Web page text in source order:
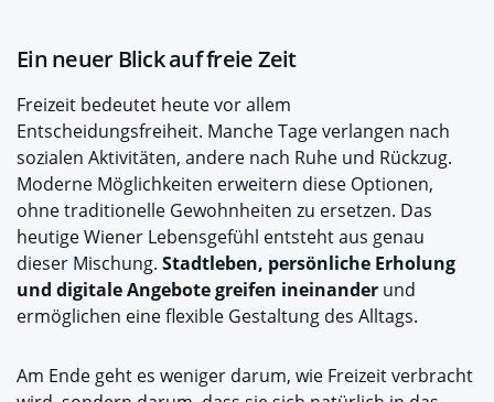
Ein neuer Blick auf freie Zeit
Freizeit bedeutet heute vor allem
Entscheidungsfreiheit. Manche Tage verlangen nach
sozialen Aktivitäten, andere nach Ruhe und Rückzug.
Moderne Möglichkeiten erweitern diese Optionen,
ohne traditionelle Gewohnheiten zu ersetzen. Das
heutige Wiener Lebensgefühl entsteht aus genau
dieser Mischung. Stadtleben, persönliche Erholung
und digitale Angebote greifen ineinander und
ermöglichen eine flexible Gestaltung des Alltags.
Am Ende geht es weniger darum, wie Freizeit verbracht